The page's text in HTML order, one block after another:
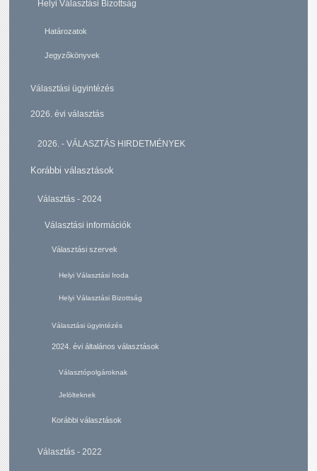
Helyi Választási Bizottság
Határozatok
Jegyzőkönyvek
Választási ügyintézés
2026. évi választás
2026. - VÁLASZTÁS HIRDETMÉNYEK
Korábbi választások
Választás - 2024
Választási információk
Választási szervek
Helyi Választási Iroda
Helyi Választási Bizottság
Választási ügyintézés
2024. évi általános választások
Választópolgároknak
Jelölteknek
Korábbi választások
Választás - 2022